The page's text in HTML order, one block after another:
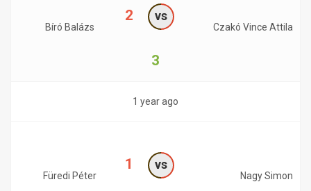
Bíró Balázs
2 vs
3
Czakó Vince Attila
1 year ago
Füredi Péter
1 vs
Nagy Simon